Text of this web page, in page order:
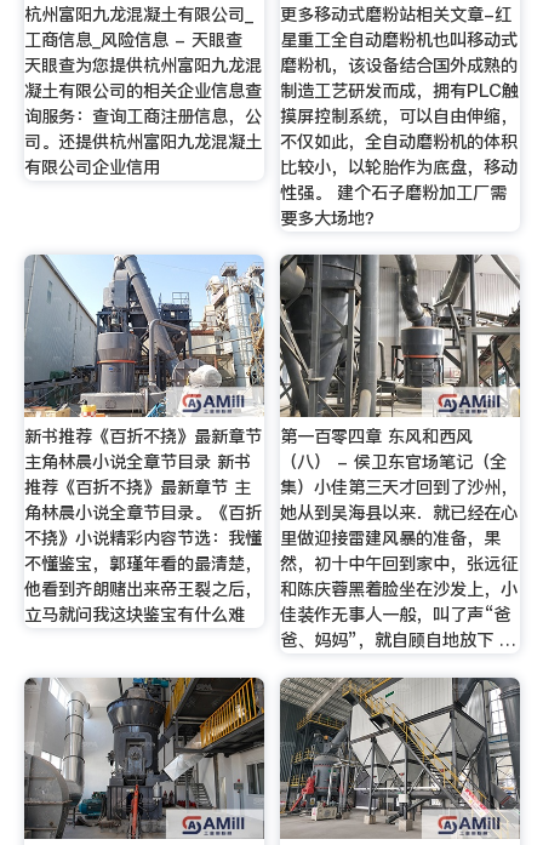
杭州富阳九龙混凝土有限公司_
工商信息_风险信息 - 天眼查
天眼查为您提供杭州富阳九龙混
凝土有限公司的相关企业信息查
询服务：查询工商注册信息，公
司。还提供杭州富阳九龙混凝土
有限公司企业信用
更多移动式磨粉站相关文章-红
星重工全自动磨粉机也叫移动式
磨粉机，该设备结合国外成熟的
制造工艺研发而成，拥有PLC触
摸屏控制系统，可以自由伸缩，
不仅如此，全自动磨粉机的体积
比较小，以轮胎作为底盘，移动
性强。 建个石子磨粉加工厂需
要多大场地？
新书推荐《百折不挠》最新章节
主角林晨小说全章节目录 新书
推荐《百折不挠》最新章节 主
角林晨小说全章节目录。《百折
不挠》小说精彩内容节选：我懂
不懂鉴宝，郭瑾年看的最清楚，
他看到齐朗赌出来帝王裂之后，
立马就问我这块鉴宝有什么难
第一百零四章 东风和西风
（八） - 侯卫东官场笔记（全
集）小佳第三天才回到了沙州，
她从到吴海县以来．就已经在心
里做迎接雷建风暴的准备，果
然，初十中午回到家中，张远征
和陈庆蓉黑着脸坐在沙发上，小
佳装作无事人一般，叫了声“爸
爸、妈妈”，就自顾自地放下 …